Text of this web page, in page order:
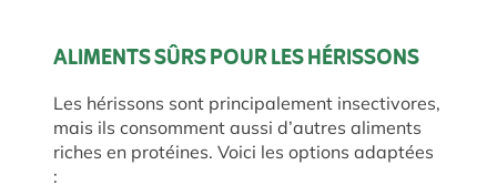
ALIMENTS SÛRS POUR LES HÉRISSONS
Les hérissons sont principalement insectivores,
mais ils consomment aussi d’autres aliments
riches en protéines. Voici les options adaptées
: